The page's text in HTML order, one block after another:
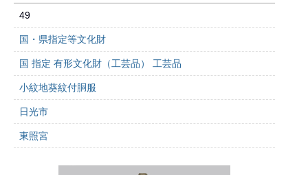
49
国・県指定等文化財
国 指定 有形文化財（工芸品） 工芸品
小紋地葵紋付胴服
日光市
東照宮